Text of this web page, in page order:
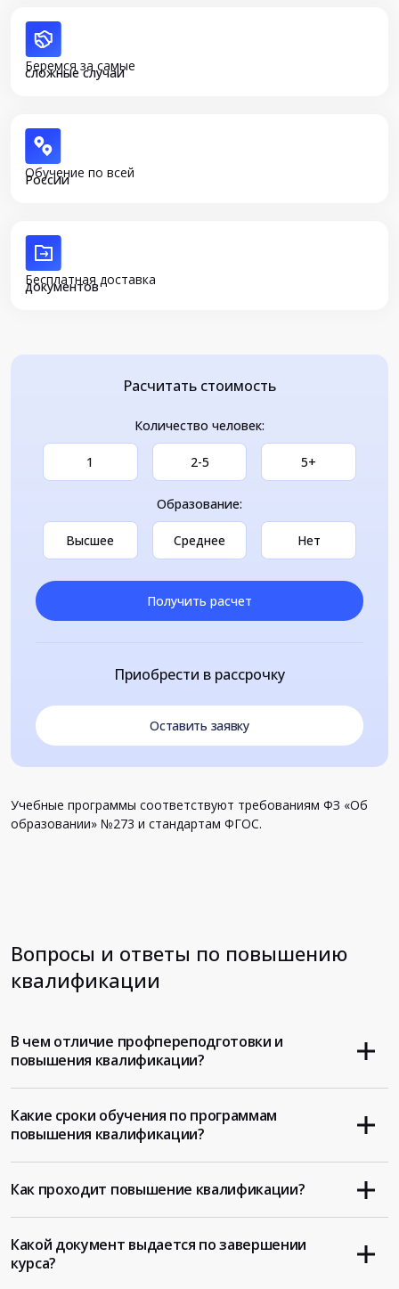
Беремся за самые
сложные случаи
Обучение по всей
России
Бесплатная доставка
документов
Расчитать стоимость
Количество человек:
1 2-5 5+
Образование:
Высшее Среднее Нет
Получить расчет
Приобрести в рассрочку
Оставить заявку
Учебные программы соответствуют требованиям ФЗ «Об
образовании» №273 и стандартам ФГОС.
Вопросы и ответы по повышению
квалификации
В чем отличие профпереподготовки и
повышения квалификации?
Какие сроки обучения по программам
повышения квалификации?
Как проходит повышение квалификации?
Какой документ выдается по завершении
курса?